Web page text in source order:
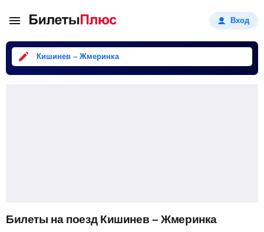
Вход
Кишинев – Жмеринка
Билеты на поезд Кишинев – Жмеринка